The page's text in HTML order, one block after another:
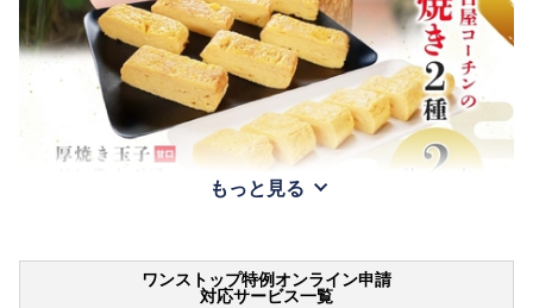
もっと見る
ワンストップ特例オンライン申請
対応サービス一覧